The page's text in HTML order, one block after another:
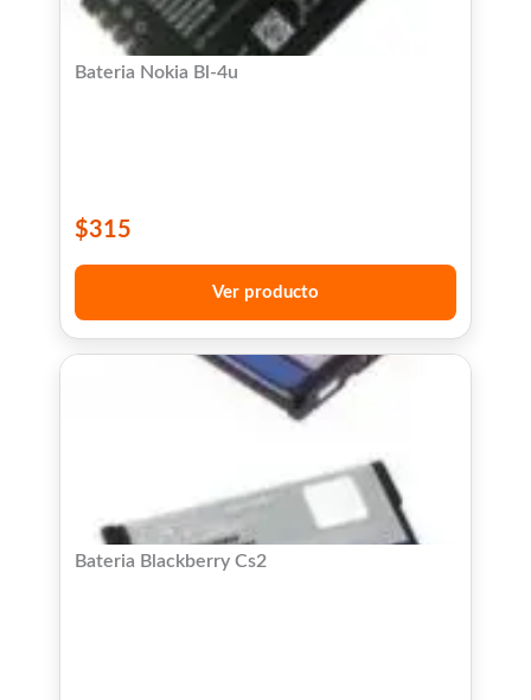
Bateria Nokia Bl-4u
$315
Ver producto
Bateria Blackberry Cs2